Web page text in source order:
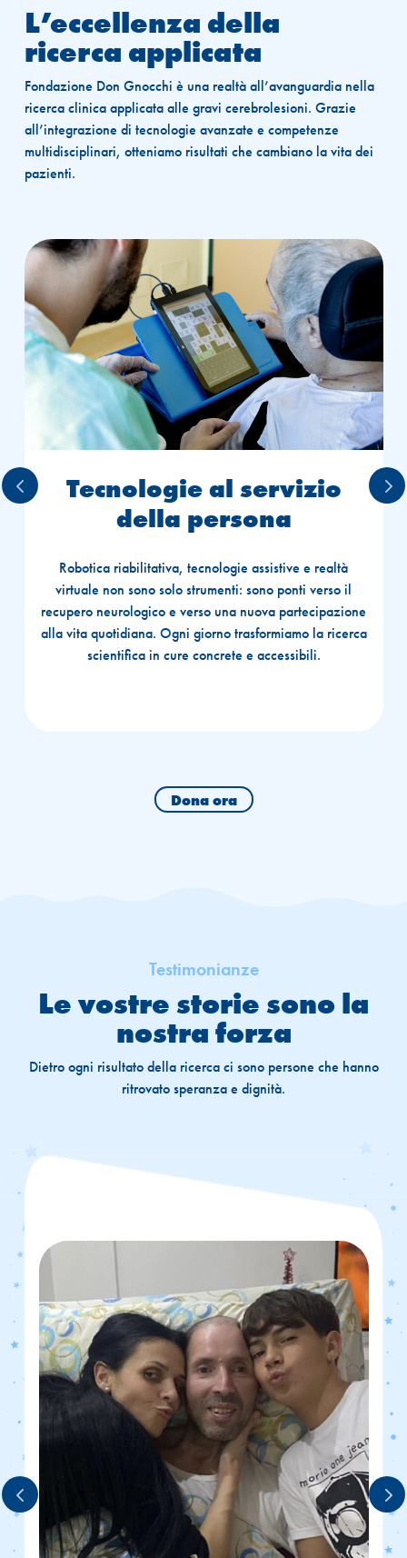
L’eccellenza della
ricerca applicata
Fondazione Don Gnocchi è una realtà all’avanguardia nella
ricerca clinica applicata alle gravi cerebrolesioni. Grazie
all’integrazione di tecnologie avanzate e competenze
multidisciplinari, otteniamo risultati che cambiano la vita dei
pazienti.
Tecnologie al servizio
della persona
Robotica riabilitativa, tecnologie assistive e realtà
virtuale non sono solo strumenti: sono ponti verso il
recupero neurologico e verso una nuova partecipazione
alla vita quotidiana. Ogni giorno trasformiamo la ricerca
scientifica in cure concrete e accessibili.
Dona ora
Testimonianze
Le vostre storie sono la
nostra forza
Dietro ogni risultato della ricerca ci sono persone che hanno
ritrovato speranza e dignità.